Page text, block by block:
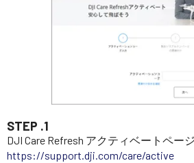
STEP .1
DJI Care Refresh アクティベートペー
https://support.dji.com/care/active